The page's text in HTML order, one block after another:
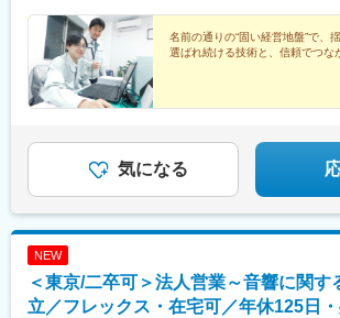
名前の通りの“固い経営地盤”で、
選ばれ続ける技術と、信頼でつな
気になる
NEW
＜東京/二卒可＞法人営業～音響に関す
立／フレックス・在宅可／年休125日